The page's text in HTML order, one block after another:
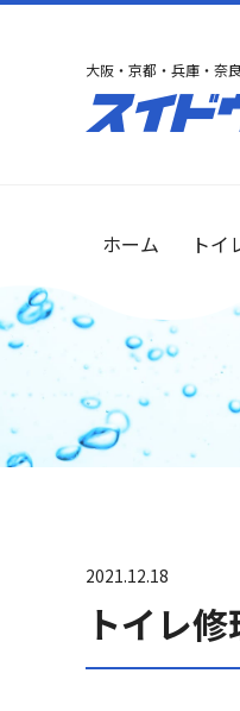
大阪・京都・兵庫・奈
ホーム トイ
2021.12.18
トイレ